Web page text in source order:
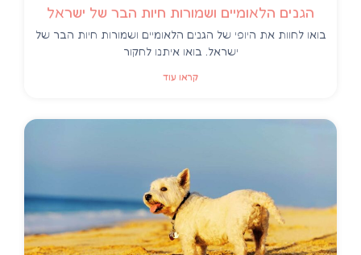
הגנים הלאומיים ושמורות חיות הבר של ישראל
בואו לחוות את היופי של הגנים הלאומיים ושמורות חיות הבר של
ישראל. בואו איתנו לחקור
קראו עוד